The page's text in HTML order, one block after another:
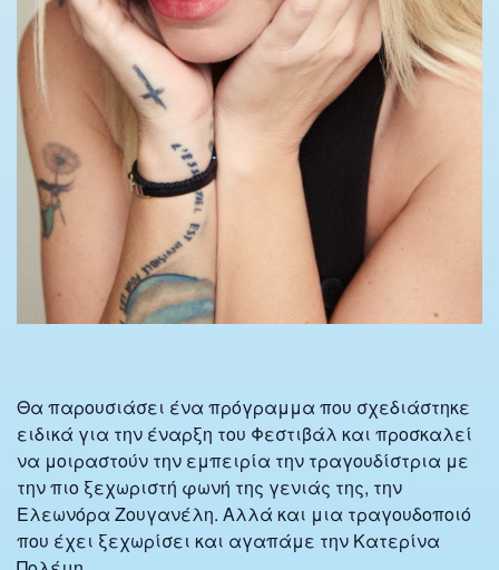
Θα παρουσιάσει ένα πρόγραμμα που σχεδιάστηκε
ειδικά για την έναρξη του Φεστιβάλ και προσκαλεί
να μοιραστούν την εμπειρία την τραγουδίστρια με
την πιο ξεχωριστή φωνή της γενιάς της, την
Ελεωνόρα Ζουγανέλη. Αλλά και μια τραγουδοποιό
που έχει ξεχωρίσει και αγαπάμε την Κατερίνα